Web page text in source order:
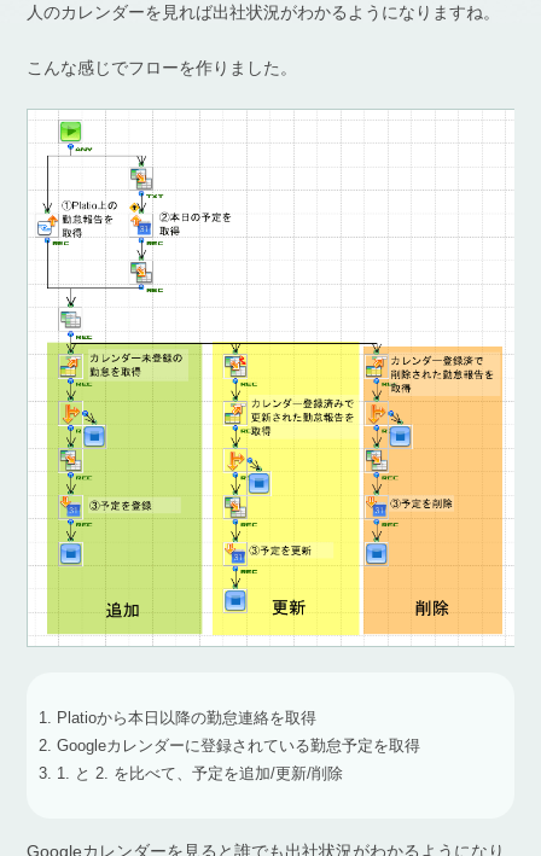
人のカレンダーを見れば出社状況がわかるようになりますね。
こんな感じでフローを作りました。
Platioから本日以降の勤怠連絡を取得
Googleカレンダーに登録されている勤怠予定を取得
1. と 2. を比べて、予定を追加/更新/削除
Googleカレンダーを見ると誰でも出社状況がわかるようになり